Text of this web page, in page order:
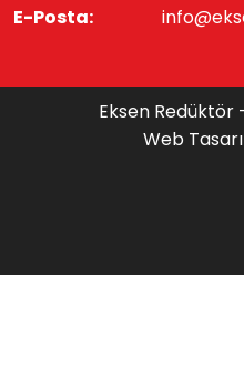
E-Posta:
Eksen Redüktör
Web